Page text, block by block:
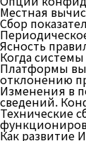
Местная
Сбор
Ясность
Когда
Платформы
отклонению
Изменения в
сведений.
Технические
Как развитие